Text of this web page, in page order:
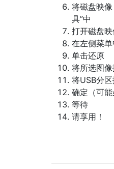
将磁盘映
具”中
打开磁盘映
在左侧菜
单击还原
将所选图
将USB分
确定（可能
等待
请享用！